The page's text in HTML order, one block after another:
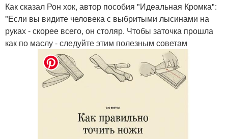
Как сказал Рон хок, автор пособия "Идеальная Кромка":
"Если вы видите человека с выбритыми лысинами на
руках - скорее всего, он столяр. Чтобы заточка прошла
как по маслу - следуйте этим полезным советам